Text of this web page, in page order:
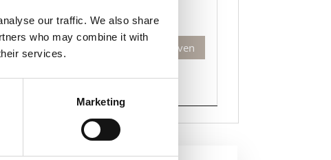
our traffic. We also share
who may combine it with
services.
Marketing
Carbon
gavesett
Legg til i handlekurven